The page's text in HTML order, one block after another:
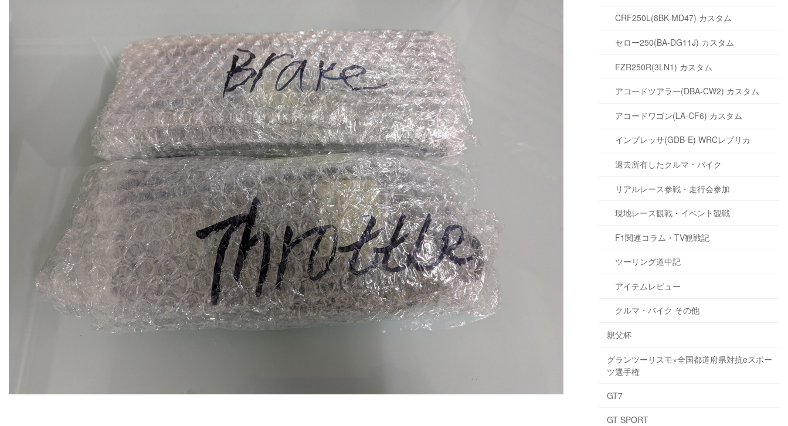
CRF250L(8BK-MD47) カスタム
セロー250(BA-DG11J) カスタム
FZR250R(3LN1) カスタム
アコードツアラー(DBA-CW2) カスタム
アコードワゴン(LA-CF6) カスタム
インプレッサ(GDB-E) WRCレプリカ
過去所有したクルマ・バイク
リアルレース参戦・走行会参加
現地レース観戦・イベント観戦
F1関連コラム・TV観戦記
ツーリング道中記
アイテムレビュー
クルマ・バイク その他
親父杯
グランツーリスモ×全国都道府県対抗eスポー
ツ選手権
GT7
GT SPORT